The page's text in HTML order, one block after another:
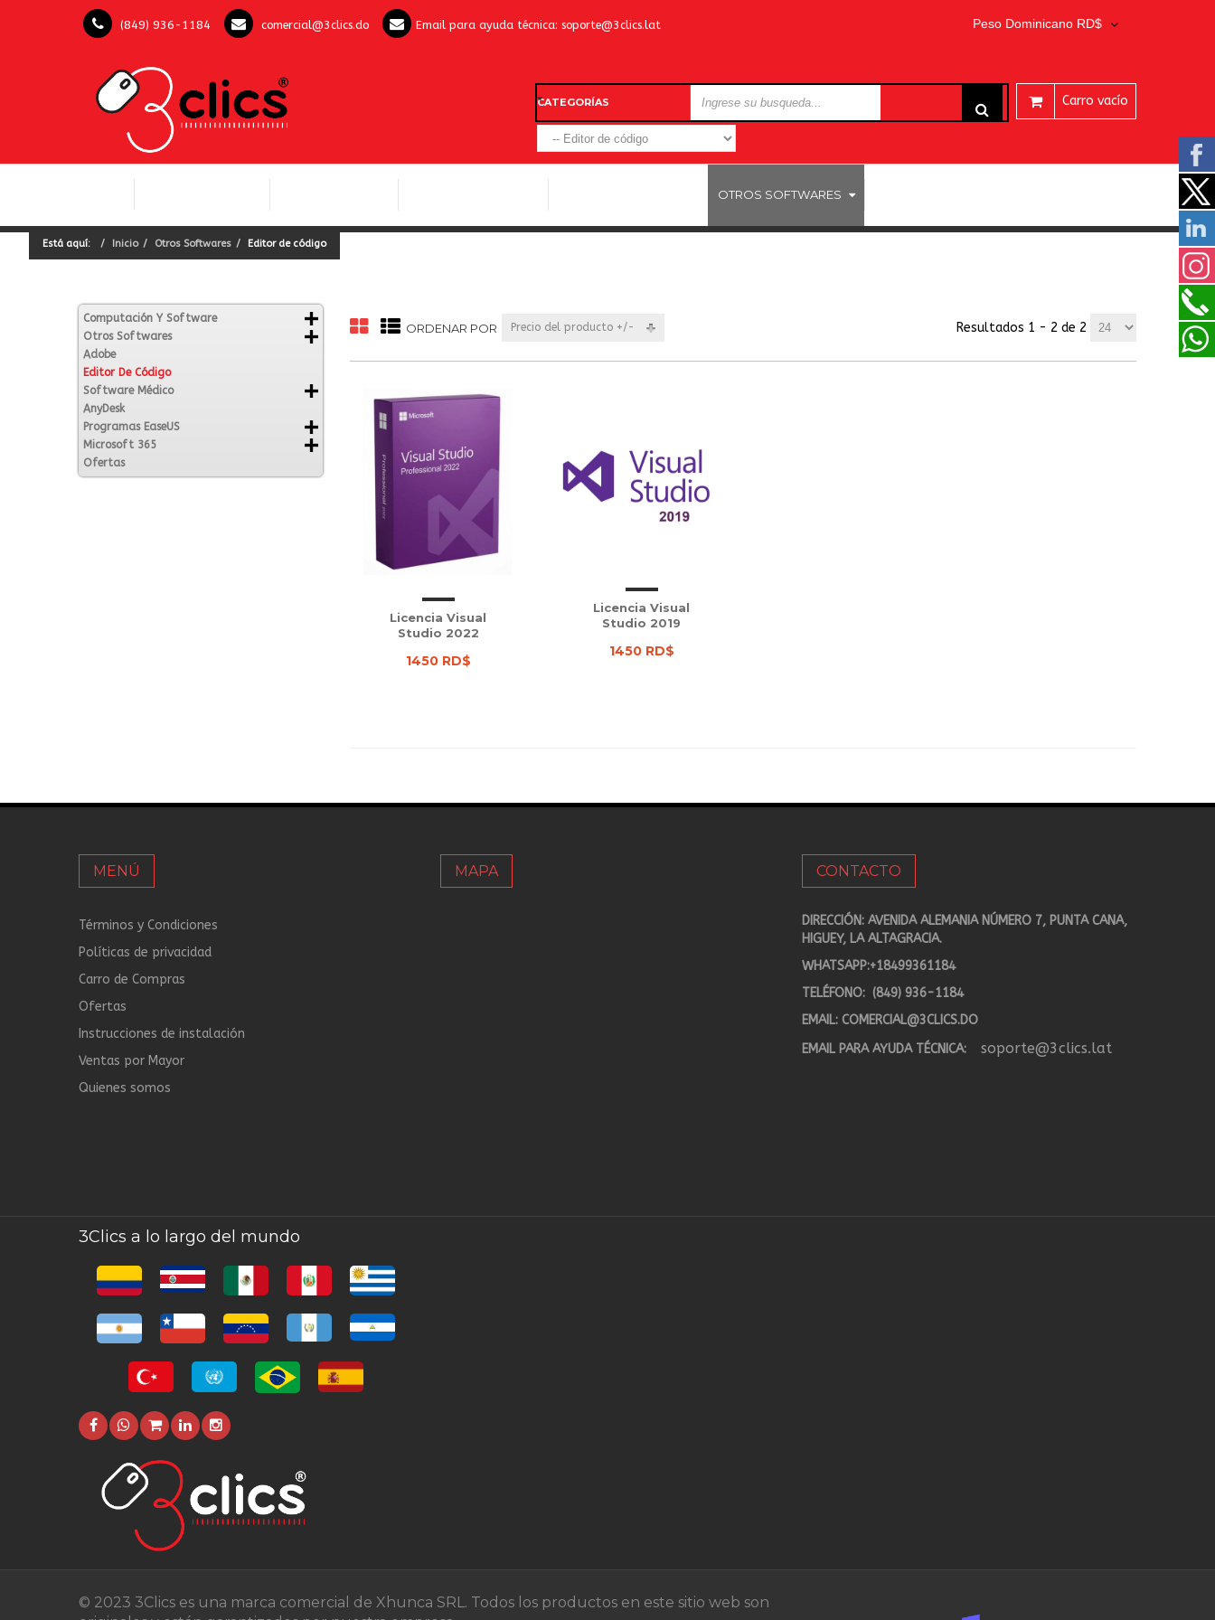
(849) 936-1184 comercial@3clics.do Email para ayuda técnica: soporte@3clics.lat Peso Dominicano RD$
Carro vacío
CATEGORÍAS
OTROS SOFTWARES
Está aquí: Inicio Otros Softwares Editor de código
Computación Y Software
Otros Softwares
Adobe
Editor De Código
Software Médico
AnyDesk
Programas EaseUS
Microsoft 365
Ofertas
ORDENAR POR Precio del producto +/- Resultados 1 - 2 de 2
Licencia Visual
Studio 2022
1450 RD$
Licencia Visual
Studio 2019
1450 RD$
MENÚ
Términos y Condiciones
Políticas de privacidad
Carro de Compras
Ofertas
Instrucciones de instalación
Ventas por Mayor
Quienes somos
MAPA CONTACTO
DIRECCIÓN: AVENIDA ALEMANIA NÚMERO 7, PUNTA CANA,
HIGUEY, LA ALTAGRACIA.
WHATSAPP:+18499361184
TELÉFONO: (849) 936-1184
EMAIL: COMERCIAL@3CLICS.DO
EMAIL PARA AYUDA TÉCNICA:
soporte@3clics.lat
3Clics a lo largo del mundo
© 2023 3Clics es una marca comercial de Xhunca SRL. Todos los productos en este sitio web son